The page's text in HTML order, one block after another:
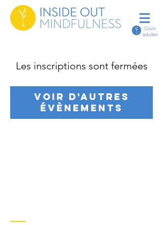
Cours
adultes
Les inscriptions sont fermées
Voir d'autres
évènements